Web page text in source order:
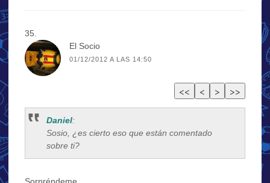
El Socio
01/12/2012 A LAS 14:50
Daniel:
Sosio, ¿es cierto eso que están comentado
sobre ti?